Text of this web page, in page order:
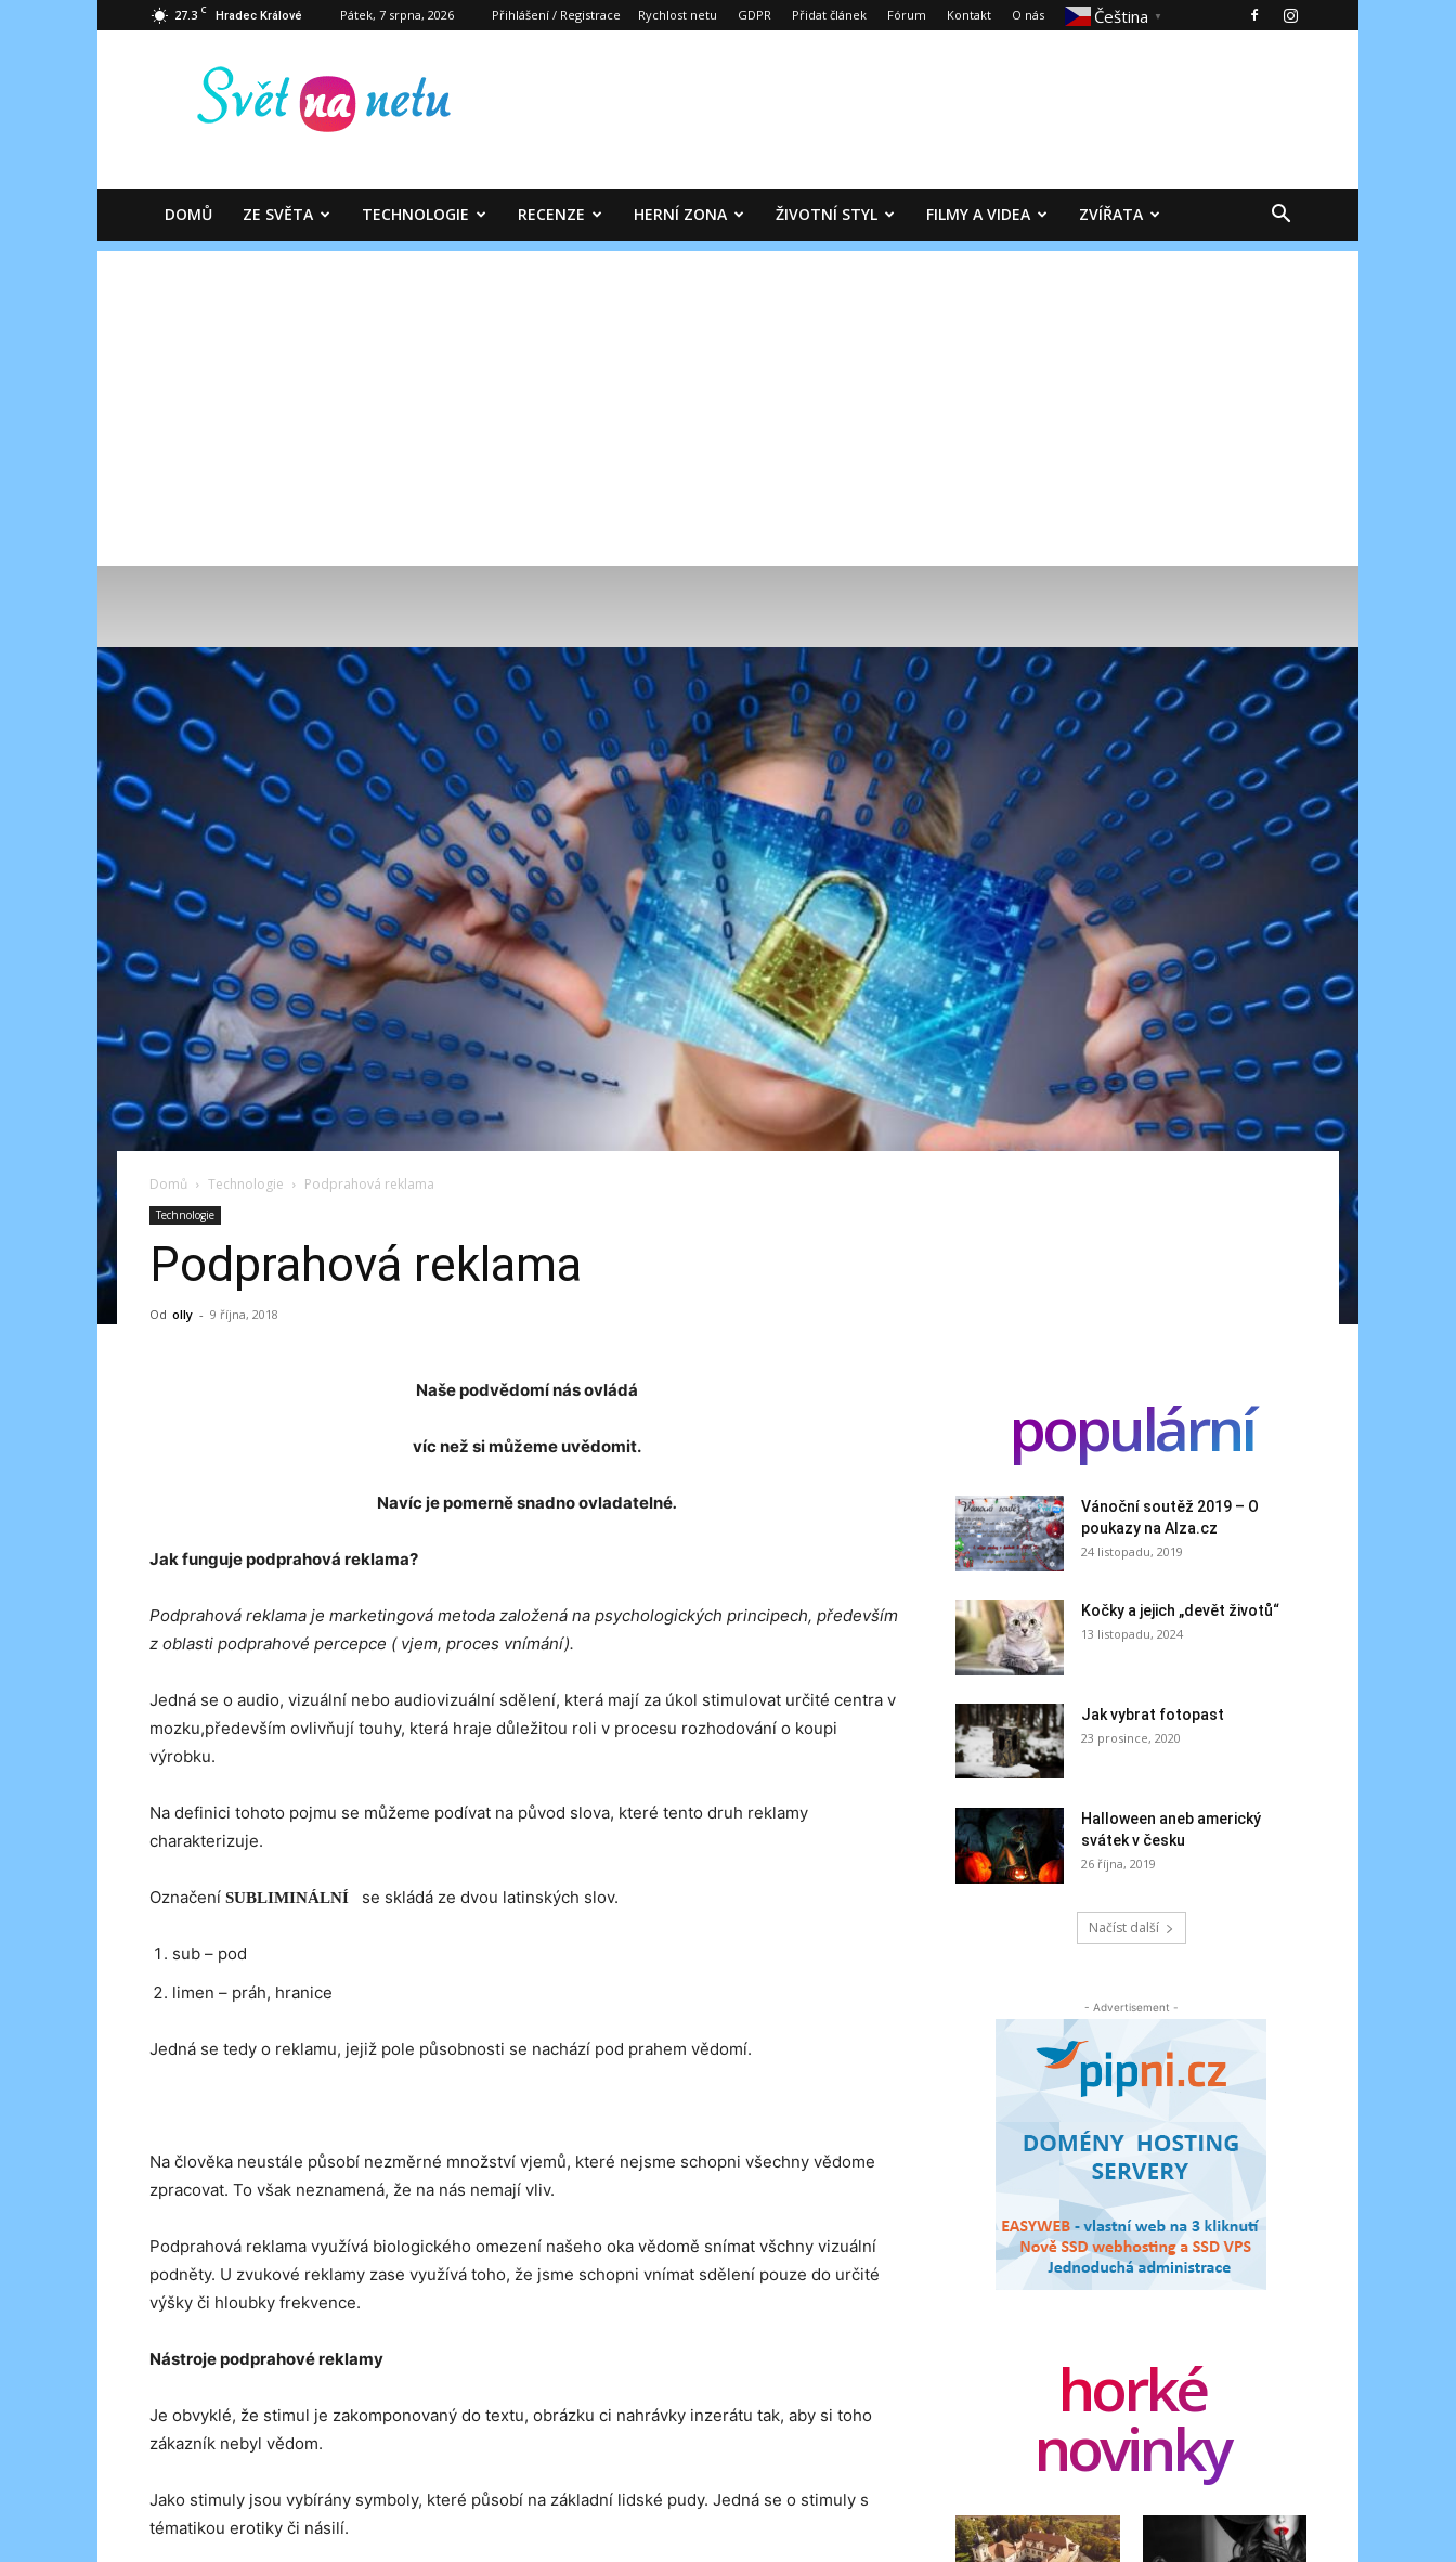
27.3 C Hradec Králové Pátek, 7 srpna, 2026 Přihlášení / Registrace Rychlost netu GDPR Přidat článek Fórum Kontakt O nás Čeština‎ ▼
Svět
na
netu
DOMŮ ZE SVĚTA TECHNOLOGIE RECENZE HERNÍ ZONA ŽIVOTNÍ STYL FILMY A VIDEA ZVÍŘATA
Domů Technologie Podprahová reklama
Technologie
Podprahová reklama
Od olly - 9 října, 2018
Naše podvědomí nás ovládá
víc než si můžeme uvědomit.
Navíc je pomerně snadno ovladatelné.
Jak funguje podprahová reklama?
Podprahová reklama je marketingová metoda založená na psychologických principech, především
z oblasti podprahové percepce ( vjem, proces vnímání).
Jedná se o audio, vizuální nebo audiovizuální sdělení, která mají za úkol stimulovat určité centra v
mozku,především ovlivňují touhy, která hraje důležitou roli v procesu rozhodování o koupi
výrobku.
Na definici tohoto pojmu se můžeme podívat na původ slova, které tento druh reklamy
charakterizuje.
Označení SUBLIMINÁLNÍ se skládá ze dvou latinských slov.
sub – pod
limen – práh, hranice
Jedná se tedy o reklamu, jejiž pole působnosti se nachází pod prahem vědomí.
Na člověka neustále působí nezměrné množství vjemů, které nejsme schopni všechny vědome
zpracovat. To však neznamená, že na nás nemají vliv.
Podprahová reklama využívá biologického omezení našeho oka vědomě snímat všchny vizuální
podněty. U zvukové reklamy zase využívá toho, že jsme schopni vnímat sdělení pouze do určité
výšky či hloubky frekvence.
Nástroje podprahové reklamy
Je obvyklé, že stimul je zakomponovaný do textu, obrázku ci nahrávky inzerátu tak, aby si toho
zákazník nebyl vědom.
Jako stimuly jsou vybírány symboly, které působí na základní lidské pudy. Jedná se o stimuly s
tématikou erotiky či násilí.
populární
Vánoční soutěž 2019 – O
poukazy na Alza.cz
24 listopadu, 2019
Kočky a jejich „devět životů“
13 listopadu, 2024
Jak vybrat fotopast
23 prosince, 2020
Halloween aneb americký
svátek v česku
26 října, 2019
Načíst další
- Advertisement -
horké
novinky